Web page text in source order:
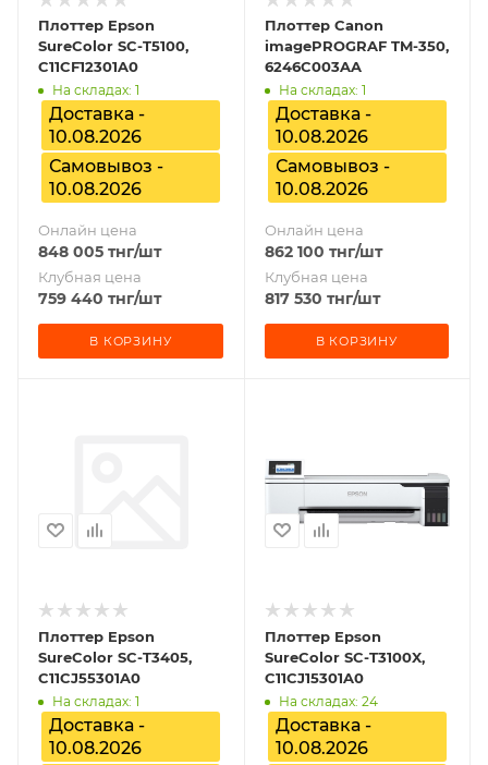
Плоттер Epson
SureColor SC-T5100,
C11CF12301A0
На складах: 1
Доставка -
10.08.2026
Самовывоз -
10.08.2026
Онлайн цена
848 005 тнг/шт
Клубная цена
759 440 тнг/шт
В КОРЗИНУ
Плоттер Canon
imagePROGRAF TM-350,
6246C003AA
На складах: 1
Доставка -
10.08.2026
Самовывоз -
10.08.2026
Онлайн цена
862 100 тнг/шт
Клубная цена
817 530 тнг/шт
В КОРЗИНУ
Плоттер Epson
SureColor SC-T3405,
C11CJ55301A0
На складах: 1
Доставка -
10.08.2026
Плоттер Epson
SureColor SC-T3100X,
C11CJ15301A0
На складах: 24
Доставка -
10.08.2026